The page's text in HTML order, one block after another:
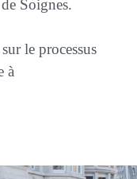
Soignes.
le processus
à